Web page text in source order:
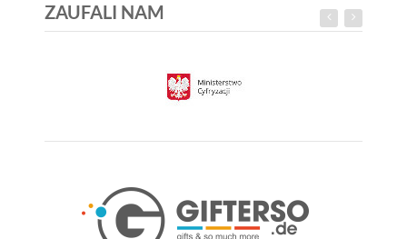
ZAUFALI NAM